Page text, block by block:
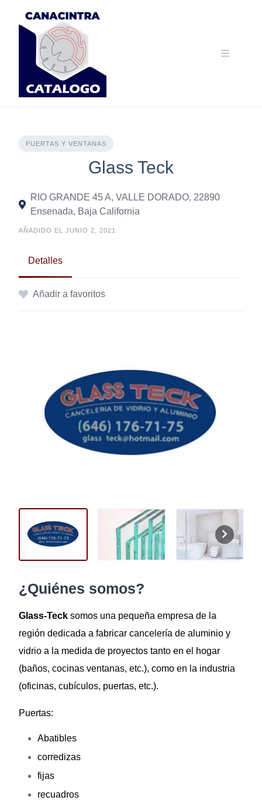
PUERTAS Y VENTANAS
Glass Teck
RIO GRANDE 45 A, VALLE DORADO, 22890
Ensenada, Baja California
AÑADIDO EL JUNIO 2, 2021
Detalles
Añadir a favoritos
¿Quiénes somos?
Glass-Teck somos una pequeña empresa de la
región dedicada a fabricar cancelería de aluminio y
vidrio a la medida de proyectos tanto en el hogar
(baños, cocinas ventanas, etc.), como en la industria
(oficinas, cubículos, puertas, etc.).
Puertas:
Abatibles
corredizas
fijas
recuadros